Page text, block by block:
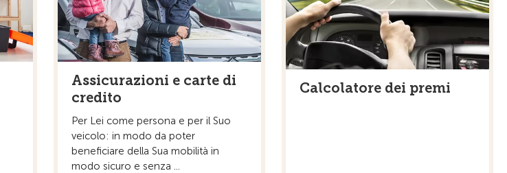
Assicurazioni e carte di
credito
Per Lei come persona e per il Suo
veicolo: in modo da poter
beneficiare della Sua mobilità in
modo sicuro e senza ...
Calcolatore dei premi